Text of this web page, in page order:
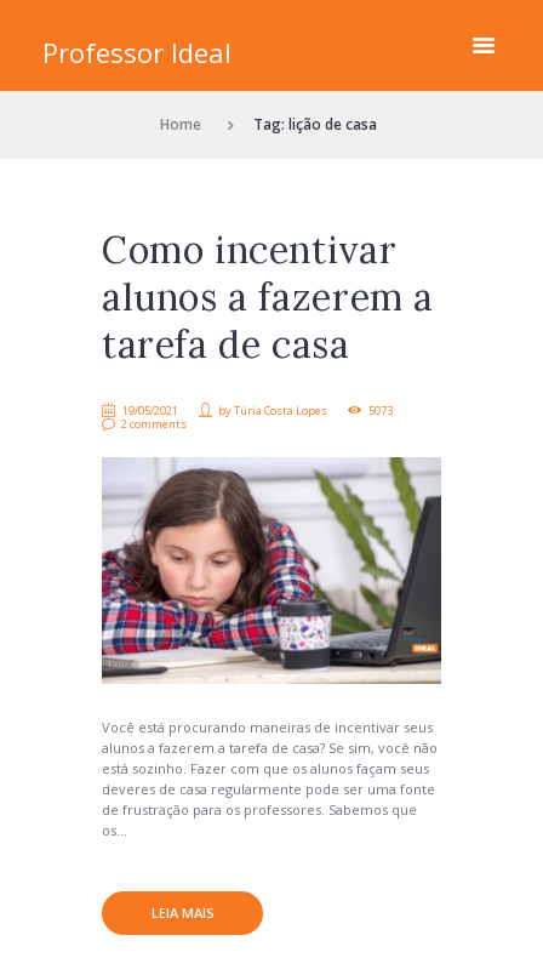
Professor Ideal
Home Tag: lição de casa
Como incentivar
alunos a fazerem a
tarefa de casa
19/05/2021 byTúria Costa Lopes
5073
2 comments
Você está procurando maneiras de incentivar seus
alunos a fazerem a tarefa de casa? Se sim, você não
está sozinho. Fazer com que os alunos façam seus
deveres de casa regularmente pode ser uma fonte
de frustração para os professores. Sabemos que
os...
LEIA MAIS